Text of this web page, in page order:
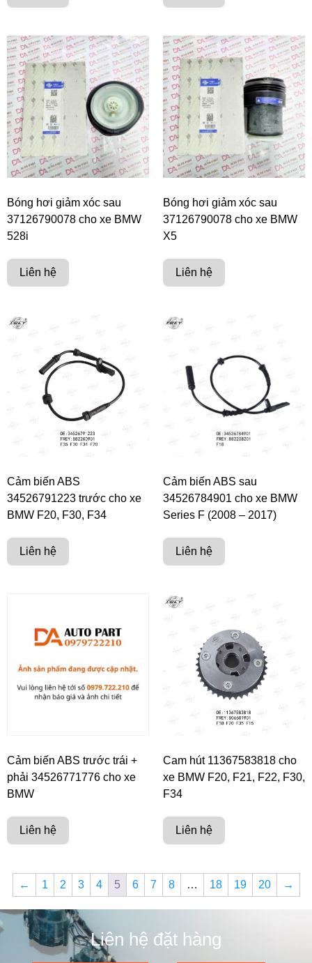
Bóng hơi giảm xóc sau
37126790078 cho xe BMW
528i
Liên hệ
Bóng hơi giảm xóc sau
37126790078 cho xe BMW
X5
Liên hệ
Cảm biến ABS
34526791223 trước cho xe
BMW F20, F30, F34
Liên hệ
Cảm biến ABS sau
34526784901 cho xe BMW
Series F (2008 – 2017)
Liên hệ
Cảm biến ABS trước trái +
phải 34526771776 cho xe
BMW
Liên hệ
Cam hút 11367583818 cho
xe BMW F20, F21, F22, F30,
F34
Liên hệ
← 1 2 3 4 5 6 7 8 … 18 19 20 →
Liên hệ đặt hàng